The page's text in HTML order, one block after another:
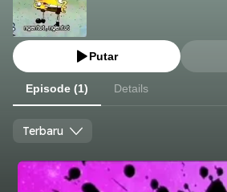
Putar
Episode (1) Details
Terbaru